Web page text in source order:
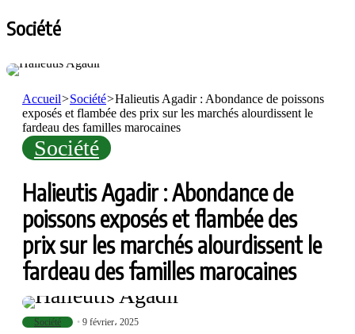
Société
Accueil>Société>Halieutis Agadir : Abondance de poissons
exposés et flambée des prix sur les marchés alourdissent le
fardeau des familles marocaines
Société
Halieutis Agadir : Abondance de
poissons exposés et flambée des
prix sur les marchés alourdissent le
fardeau des familles marocaines
Société 9 février، 2025